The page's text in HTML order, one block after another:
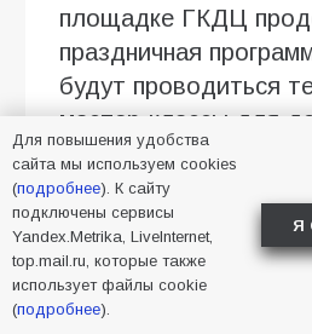
площадке ГКДЦ
праздничная
будут проводиться
мастер-классы для
взрослых. В 15:00
посвящённый Дню
флага Российской
2026
прием
Для повышения удобства
сайта мы используем cookies
(подробнее). К сайту
подключены сервисы
Yandex.Metrika, LiveInternet,
top.mail.ru, которые также
использует файлы cookie
(подробнее).
Я